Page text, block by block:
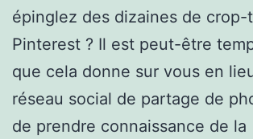
épinglez des dizaines de crop-
Pinterest ? Il est peut-être
que cela donne sur vous en
réseau social de partage de
de prendre connaissance de la